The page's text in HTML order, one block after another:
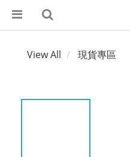
View All 現貨專區